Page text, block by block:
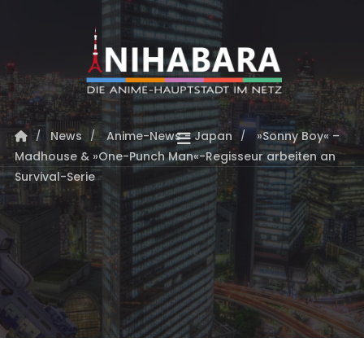
News Anime-News - Japan
»Sonny Boy« –
Madhouse & »One-Punch Man«-Regisseur arbeiten an
Survival-Serie